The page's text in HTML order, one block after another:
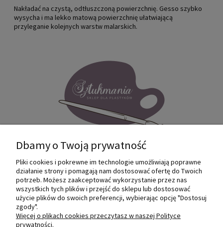
Nakładać na czystą, odtłuszczoną powierzchnię. Gesso szybko
wysycha i ma lekko matową powierzchnię ułatwiającą
przyleganie kolejnych warstw malarskich.
Internetowy sklep dla plastyków
SZTUKMANIA. Profesjonalne artykuły dla
małych i dużych artystów.
Dbamy o Twoją prywatność
Pliki cookies i pokrewne im technologie umożliwiają poprawne
działanie strony i pomagają nam dostosować ofertę do Twoich
potrzeb. Możesz zaakceptować wykorzystanie przez nas
wszystkich tych plików i przejść do sklepu lub dostosować
użycie plików do swoich preferencji, wybierając opcję "Dostosuj
zgody".
Więcej o plikach cookies przeczytasz w naszej Polityce
prywatności.